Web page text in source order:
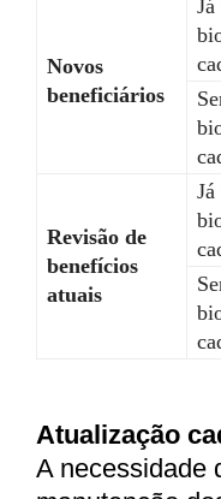
Novos
beneficiários
Já
Revisão de
benefícios
atuais
Já
Atualização
A necessidade